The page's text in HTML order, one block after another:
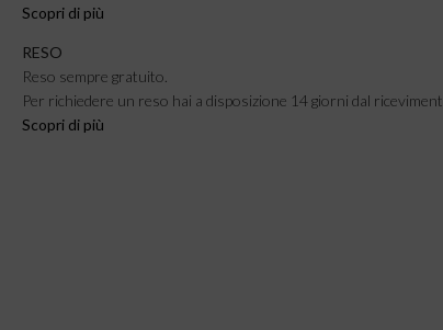
Scopri di più
RESO
Reso sempre gratuito.
Per richiedere un reso hai a disposizione 14 giorni dal
Scopri di più